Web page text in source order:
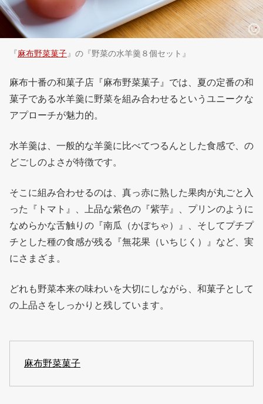
『麻布野菜菓子』の『野菜の水羊羹８個セット』
麻布十番の和菓子店『麻布野菜菓子』では、夏の定番の和
菓子である水羊羹に野菜を組み合わせるというユニークな
アプローチが魅力的。
水羊羹は、一般的な羊羹に比べてつるんとした食感で、の
どごしのよさが特徴です。
そこに組み合わせるのは、真っ赤に熟した果肉が丸ごと入
った『トマト』、上品な紫色の『紫芋』、プリンのように
なめらかな舌触りの『南瓜（かぼちゃ）』、そしてプチプ
チとした種の食感が残る『無花果（いちじく）』など、実
にさまざま。
どれも野菜本来の味わいを大切にしながら、和菓子として
の上品さをしっかりと残しています。
麻布野菜菓子